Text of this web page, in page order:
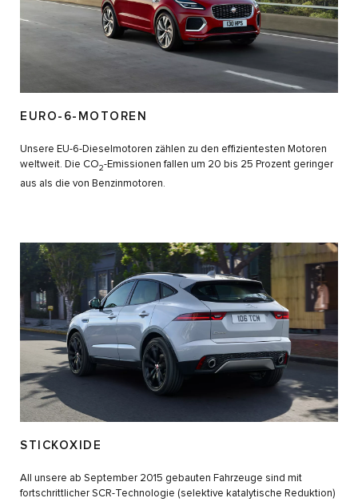
EURO-6-MOTOREN
Unsere EU-6-Dieselmotoren zählen zu den effizientesten Motoren
weltweit. Die CO2-Emissionen fallen um 20 bis 25 Prozent geringer
aus als die von Benzinmotoren.
STICKOXIDE
All unsere ab September 2015 gebauten Fahrzeuge sind mit
fortschrittlicher SCR-Technologie (selektive katalytische Reduktion)